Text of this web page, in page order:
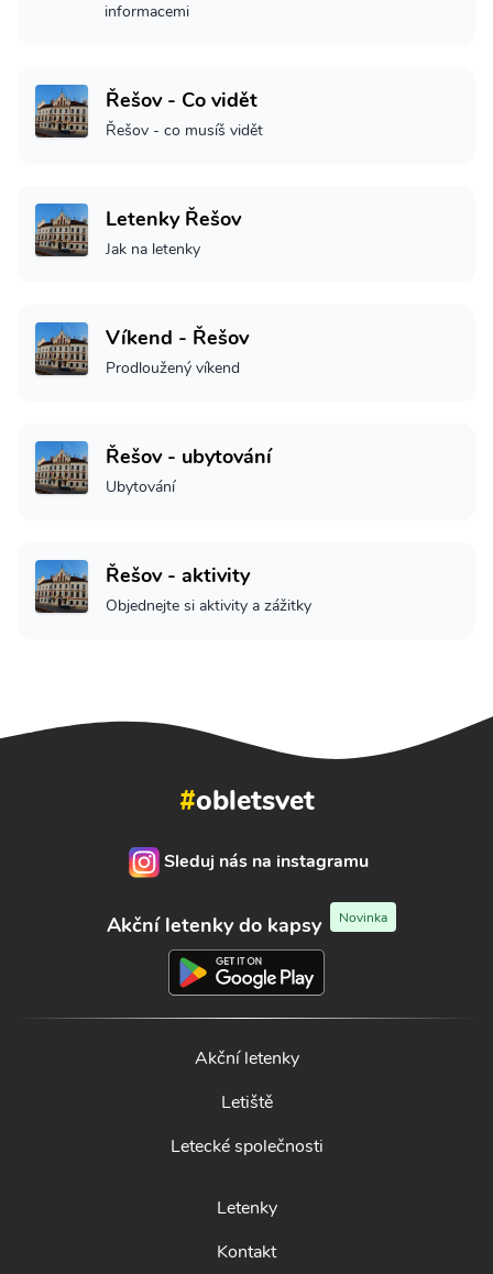
informacemi
Řešov - Co vidět
Řešov - co musíš vidět
Letenky Řešov
Jak na letenky
Víkend - Řešov
Prodloužený víkend
Řešov - ubytování
Ubytování
Řešov - aktivity
Objednejte si aktivity a zážitky
#obletsvet
Sleduj nás na instagramu
Akční letenky do kapsy Novinka
Akční letenky
Letiště
Letecké společnosti
Letenky
Kontakt